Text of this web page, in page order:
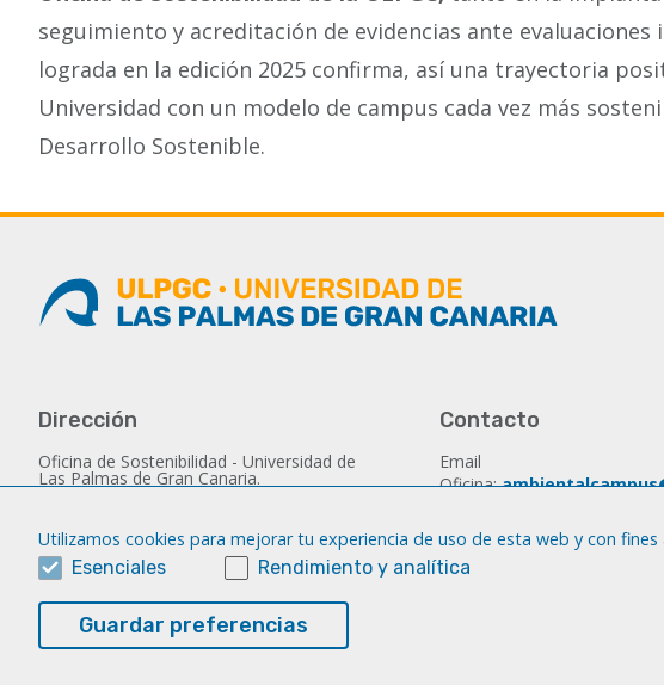
seguimiento y acreditación de evidencias ante
lograda en la edición 2025 confirma, así una trayectoria
Universidad con un modelo de campus cada vez más
Desarrollo Sostenible.
Dirección
Oficina de Sostenibilidad - Universidad de
Las Palmas de Gran Canaria.
Horario de Atención al Público: De lunes a
viernes de 9.00 a 14.00h
Contacto
Email
Oficina:
Email
Dirección:
Utilizamos cookies para mejorar tu experiencia de uso de esta web y con fines
Esenciales
Rendimiento y analítica
Guardar preferencias